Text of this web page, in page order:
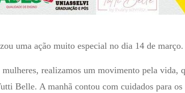
uma ação muito especial no dia 14 de março.
mulheres, realizamos um movimento pela vida,
Belle. A manhã contou com cuidados para